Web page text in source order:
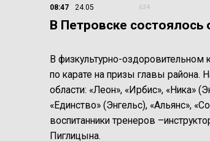
08:47 24.05 634
В Петровске состоялось
В физкультурно-оздоровительном
по карате на призы главы района.
области: «Леон», «Ирбис», «Ника»
«Единство» (Энгельс), «Альянс»,
воспитанники тренеров
Пиглицына.